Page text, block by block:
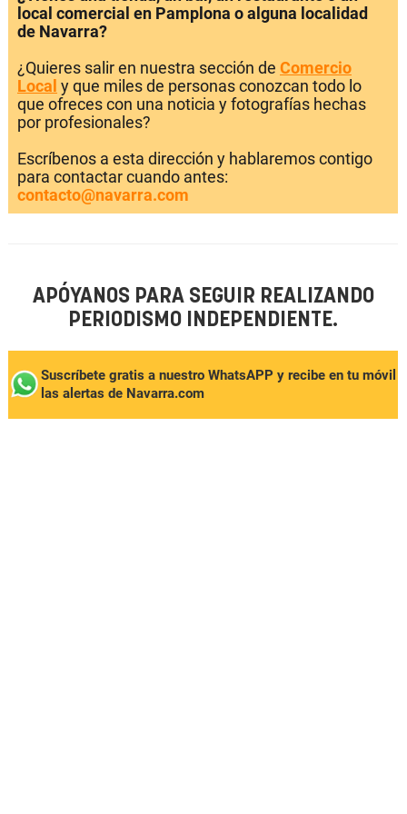
local comercial en Pamplona o alguna localidad
de Navarra?
¿Quieres salir en nuestra sección de Comercio
Local y que miles de personas conozcan todo lo
que ofreces con una noticia y fotografías hechas
por profesionales?
Escríbenos a esta dirección y hablaremos contigo
para contactar cuando antes:
contacto@navarra.com
APÓYANOS PARA SEGUIR REALIZANDO
PERIODISMO INDEPENDIENTE.
Suscríbete gratis a nuestro WhatsAPP y recibe en tu móvil
las alertas de Navarra.com